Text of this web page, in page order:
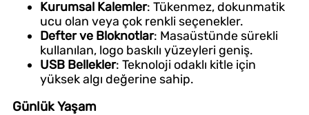
Kurumsal Kalemler: Tükenmez, dokunmatik
ucu olan veya çok renkli seçenekler.
Defter ve Bloknotlar: Masaüstünde sürekli
kullanılan, logo baskılı yüzeyleri geniş.
USB Bellekler: Teknoloji odaklı kitle için
yüksek algı değerine sahip.
Günlük Yaşam